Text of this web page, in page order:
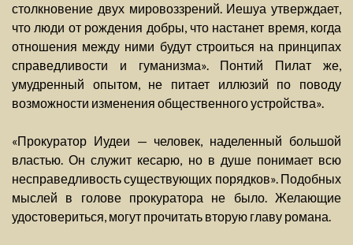
столкновение двух мировоззрений. Иешуа утверждает,
что люди от рождения добры, что настанет время, когда
отношения между ними будут строиться на принципах
справедливости и гуманизма». Понтий Пилат же,
умудренный опытом, не питает иллюзий по поводу
возможности изменения общественного устройства».
«Прокуратор Иудеи — человек, наделенный большой
властью. Он служит кесарю, но в душе понимает всю
несправедливость существующих порядков». Подобных
мыслей в голове прокуратора не было. Желающие
удостовериться, могут прочитать вторую главу романа.